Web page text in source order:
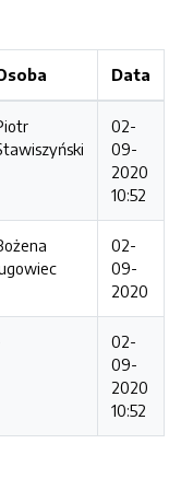
Data
02-
09-
2020
10:52
02-
09-
2020
02-
09-
2020
10:52